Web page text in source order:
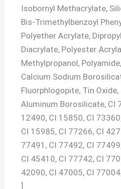
Isobornyl Methacrylate,
Bis-Trimethylbenzoyl
Polyether Acrylate,
Diacrylate, Polyester
Methylpropanol,
Calcium Sodium
Fluorphlogopite, Tin
Aluminum Borosilicate, CI
12490, CI 15850, CI
CI 15985, CI 77266, CI
77491, CI 77492, CI
CI 45410, CI 77742, CI
42090, CI 47005, CI
]